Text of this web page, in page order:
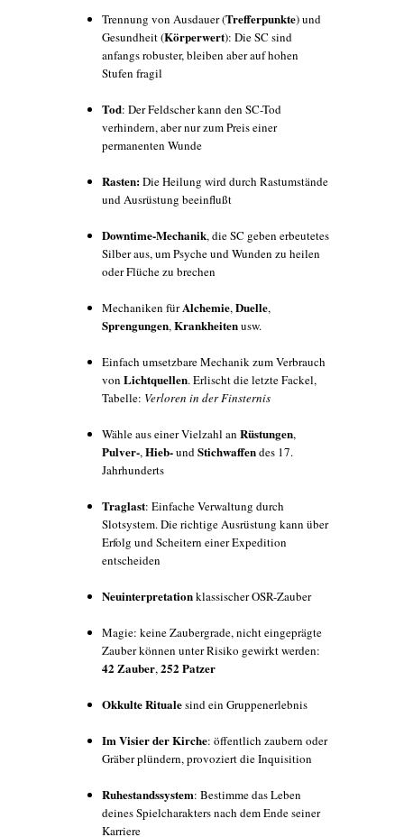
Trennung von Ausdauer (Trefferpunkte) und
Gesundheit (Körperwert): Die SC sind
anfangs robuster, bleiben aber auf hohen
Stufen fragil
Tod: Der Feldscher kann den SC-Tod
verhindern, aber nur zum Preis einer
permanenten Wunde
Rasten:Die Heilung wird durch Rastumstände
und Ausrüstung beeinflußt
Downtime-Mechanik, die SC geben erbeutetes
Silber aus, um Psyche und Wunden zu heilen
oder Flüche zu brechen
Mechaniken fürAlchemie,Duelle,
Sprengungen,Krankheitenusw.
Einfach umsetzbare Mechanik zum Verbrauch
von Lichtquellen. Erlischt die letzte Fackel,
Tabelle: Verloren in der Finsternis
Wähle aus einer Vielzahl an Rüstungen,
Pulver-,Hieb-undStichwaffendes 17.
Jahrhunderts
Traglast: Einfache Verwaltung durch
Slotsystem. Die richtige Ausrüstung kann über
Erfolg und Scheitern einer Expedition
entscheiden
Neuinterpretationklassischer OSR-Zauber
Magie: keine Zaubergrade, nicht eingeprägte
Zauber können unter Risiko gewirkt werden:
42 Zauber,252 Patzer
Okkulte Ritualesind ein Gruppenerlebnis
Im Visier der Kirche: öffentlich zaubern oder
Gräber plündern, provoziert die Inquisition
Ruhestandssystem: Bestimme das Leben
deines Spielcharakters nach dem Ende seiner
Karriere